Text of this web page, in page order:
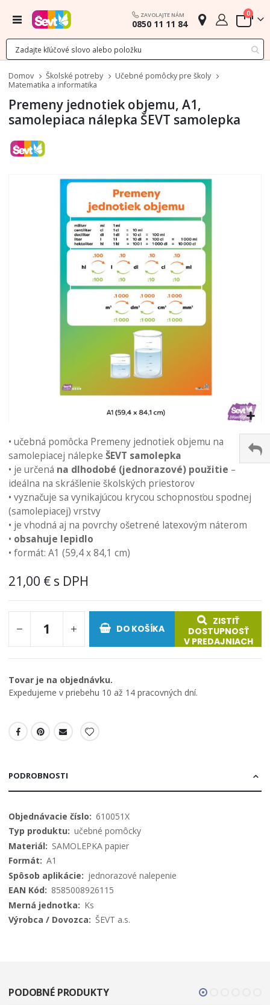
Menu ZAVOLAJTE NÁM
0850 11 11 84 Cart
0
Domov Školské potreby
Učebné pomôcky pre školy
Matematika a informatika
Premeny jednotiek objemu, A1,
samolepiaca nálepka ŠEVT samolepka
na
začiatok
galérie
obrázkov
• učebná pomôcka Premeny jednotiek objemu na
samolepiacej nálepke ŠEVT samolepka
• je určená na dlhodobé (jednorazové) použitie –
ideálna na skrášlenie školských priestorov
• vyznačuje sa vynikajúcou krycou schopnosťou spodnej
(samolepiacej) vrstvy
• je vhodná aj na povrchy ošetrené latexovým náterom
• obsahuje lepidlo
• formát: A1 (59,4 x 84,1 cm)
21,00 €
DO KOŠÍKA
ZISTIŤ
DOSTUPNOSŤ
V PREDAJNIACH
Tovar je na objednávku.
Expedujeme v priebehu 10 až 14 pracovných dní.
PODROBNOSTI
Viac
informácií
610051X
učebné pomôcky
SAMOLEPKA papier
A1
jednorazové nalepenie
8585008926115
Ks
ŠEVT a.s.
PODOBNÉ PRODUKTY